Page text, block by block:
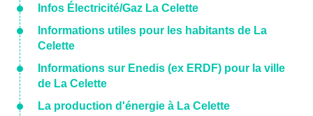
Infos Électricité/Gaz La Celette
Informations utiles pour les habitants de La
Celette
Informations sur Enedis (ex ERDF) pour la ville
de La Celette
La production d'énergie à La Celette